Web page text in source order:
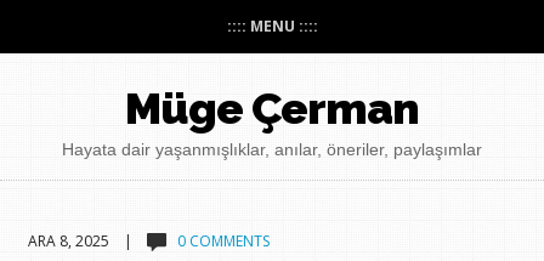
:::: MENU ::::
Müge Çerman
Hayata dair yaşanmışlıklar, anılar, öneriler, paylaşımlar
ARA 8, 2025 | 0 COMMENTS